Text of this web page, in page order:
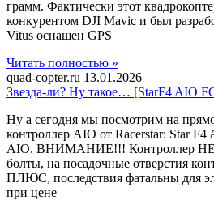
грамм. Фактически этот
конкурентом DJI Mavic и был
Vitus оснащен GPS
Читать полностью »
quad-copter.ru 13.01.2026
Звезда-ли? Ну такое… [StarF4 AIO
Ну а сегодня мы посмотрим на
контроллер AIO от Racerstar: Star F4
AIO. ВНИМАНИЕ!!! Контроллер
болты, на посадочные отверстия
ПЛЮС, последствия фатальны для
при цене